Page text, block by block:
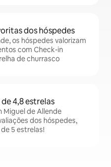
dos hóspedes
os hóspedes valorizam
com Check-in
de churrasco
4,8 estrelas
Miguel de Allende
dos hóspedes,
5 estrelas!